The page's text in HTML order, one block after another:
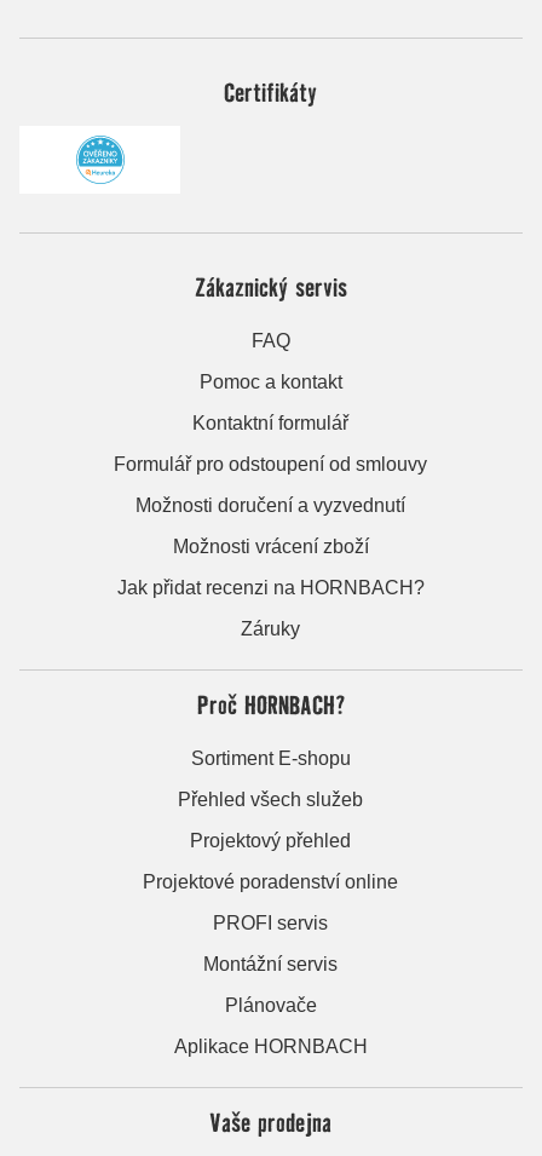
Certifikáty
Zákaznický servis
FAQ
Pomoc a kontakt
Kontaktní formulář
Formulář pro odstoupení od smlouvy
Možnosti doručení a vyzvednutí
Možnosti vrácení zboží
Jak přidat recenzi na HORNBACH?
Záruky
Proč HORNBACH?
Sortiment E-shopu
Přehled všech služeb
Projektový přehled
Projektové poradenství online
PROFI servis
Montážní servis
Plánovače
Aplikace HORNBACH
Vaše prodejna